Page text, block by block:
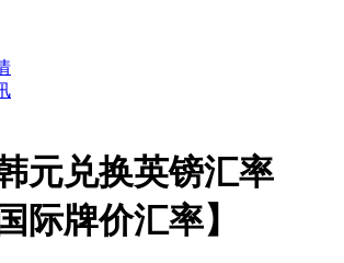
元兑换英镑汇率
国际牌价汇率】